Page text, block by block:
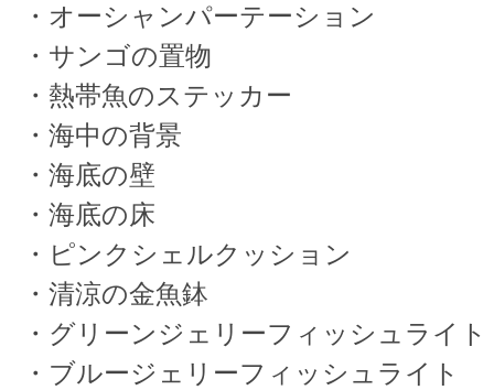
・オーシャンパーテーション
・サンゴの置物
・熱帯魚のステッカー
・海中の背景
・海底の壁
・海底の床
・ピンクシェルクッション
・清涼の金魚鉢
・グリーンジェリーフィッシュライト
・ブルージェリーフィッシュライト